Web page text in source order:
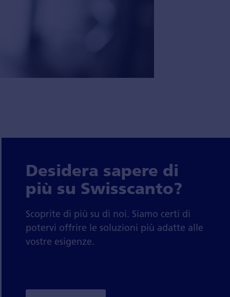
Desidera sapere di
più su Swisscanto?
Scoprite di più su di noi. Siamo certi di
potervi offrire le soluzioni più adatte alle
vostre esigenze.